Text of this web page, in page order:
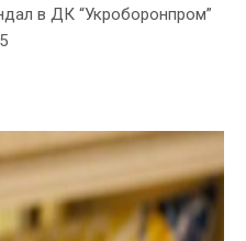
в ДК “Укроборонпром”